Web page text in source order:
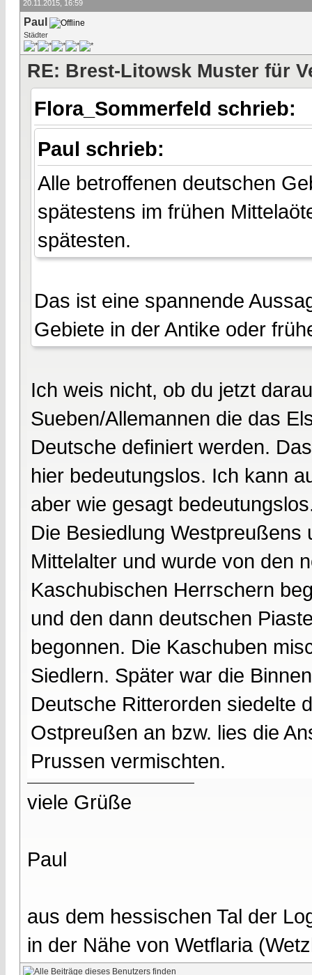
20.11.2015, 16:59
Paul
Städter
RE: Brest-Litowsk Muster für
Flora_Sommerfeld schrieb:
Paul schrieb:
Alle betroffenen deutschen
spätestens im frühen
spätesten.
Das ist eine spannende
Gebiete in der Antike oder
Ich weis nicht, ob du jetzt
Sueben/Allemannen die das
Deutsche definiert werden.
hier bedeutungslos. Ich kann
aber wie gesagt
Die Besiedlung
Mittelalter und wurde von den
Kaschubischen Herrschern
und den dann deutschen
begonnen. Die Kaschuben
Siedlern. Später war die
Deutsche Ritterorden siedelte
Ostpreußen an bzw. lies die
Prussen vermischten.
viele Grüße
Paul
aus dem hessischen Tal der
in der Nähe von Wetflaria